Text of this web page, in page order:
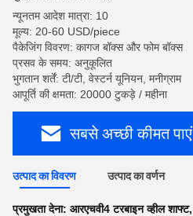
न्यूनतम आदेश मात्रा: 10
मूल्य: 20-60 USD/piece
पैकेजिंग विवरण: कागज बॉक्स और फोम बॉक्स
प्रसव के समय: अनुकूलित
भुगतान शर्तें: टी/टी, वेस्टर्न यूनियन, मनीग्राम
आपूर्ति की क्षमता: 20000 टुकड़े / महीना
सबसे अच्छी कीमत पाएं
उत्पाद का विवरण उत्पाद का वर्णन
प्रमुखता देना: आरएचवी4 टरबाइन व्हील शाफ्ट,